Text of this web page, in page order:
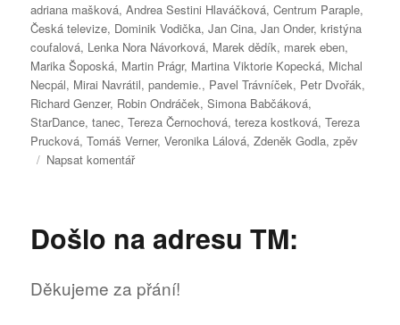
adriana mašková,Andrea Sestini Hlaváčková,Centrum Paraple,
Česká televize, Dominik Vodička,Jan Cina,Jan Onder,kristýna
coufalová, Lenka Nora Návorková, Marek dědík, marek eben,
Marika Šoposká, Martin Prágr, Martina Viktorie Kopecká, Michal
Necpál, Mirai Navrátil,pandemie., Pavel Trávníček, Petr Dvořák,
Richard Genzer, Robin Ondráček,Simona Babčáková,
StarDance,tanec,Tereza Černochová,tereza kostková,Tereza
Prucková,Tomáš Verner,Veronika Lálová,Zdeněk Godla,zpěv
Napsat komentářpro
11.
ročník
je
Došlo na adresu TM:
Děkujeme za přání!